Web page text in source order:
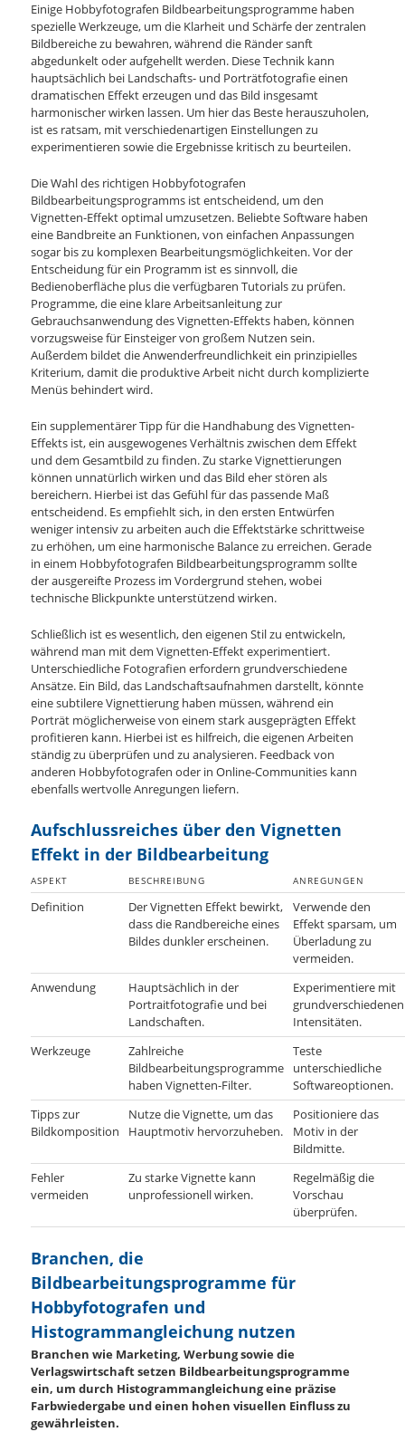
Einige Hobbyfotografen Bildbearbeitungsprogramme haben
spezielle Werkzeuge, um die Klarheit und Schärfe der zentralen
Bildbereiche zu bewahren, während die Ränder sanft
abgedunkelt oder aufgehellt werden. Diese Technik kann
hauptsächlich bei Landschafts- und Porträtfotografie einen
dramatischen Effekt erzeugen und das Bild insgesamt
harmonischer wirken lassen. Um hier das Beste herauszuholen,
ist es ratsam, mit verschiedenartigen Einstellungen zu
experimentieren sowie die Ergebnisse kritisch zu beurteilen.
Die Wahl des richtigen Hobbyfotografen
Bildbearbeitungsprogramms ist entscheidend, um den
Vignetten-Effekt optimal umzusetzen. Beliebte Software haben
eine Bandbreite an Funktionen, von einfachen Anpassungen
sogar bis zu komplexen Bearbeitungsmöglichkeiten. Vor der
Entscheidung für ein Programm ist es sinnvoll, die
Bedienoberfläche plus die verfügbaren Tutorials zu prüfen.
Programme, die eine klare Arbeitsanleitung zur
Gebrauchsanwendung des Vignetten-Effekts haben, können
vorzugsweise für Einsteiger von großem Nutzen sein.
Außerdem bildet die Anwenderfreundlichkeit ein prinzipielles
Kriterium, damit die produktive Arbeit nicht durch komplizierte
Menüs behindert wird.
Ein supplementärer Tipp für die Handhabung des Vignetten-
Effekts ist, ein ausgewogenes Verhältnis zwischen dem Effekt
und dem Gesamtbild zu finden. Zu starke Vignettierungen
können unnatürlich wirken und das Bild eher stören als
bereichern. Hierbei ist das Gefühl für das passende Maß
entscheidend. Es empfiehlt sich, in den ersten Entwürfen
weniger intensiv zu arbeiten auch die Effektstärke schrittweise
zu erhöhen, um eine harmonische Balance zu erreichen. Gerade
in einem Hobbyfotografen Bildbearbeitungsprogramm sollte
der ausgereifte Prozess im Vordergrund stehen, wobei
technische Blickpunkte unterstützend wirken.
Schließlich ist es wesentlich, den eigenen Stil zu entwickeln,
während man mit dem Vignetten-Effekt experimentiert.
Unterschiedliche Fotografien erfordern grundverschiedene
Ansätze. Ein Bild, das Landschaftsaufnahmen darstellt, könnte
eine subtilere Vignettierung haben müssen, während ein
Porträt möglicherweise von einem stark ausgeprägten Effekt
profitieren kann. Hierbei ist es hilfreich, die eigenen Arbeiten
ständig zu überprüfen und zu analysieren. Feedback von
anderen Hobbyfotografen oder in Online-Communities kann
ebenfalls wertvolle Anregungen liefern.
Aufschlussreiches über den Vignetten
Effekt in der Bildbearbeitung
ASPEKT BESCHREIBUNG ANREGUNGEN
Definition
Der Vignetten Effekt bewirkt,
dass die Randbereiche eines
Bildes dunkler erscheinen.
Verwende den
Effekt sparsam, um
Überladung zu
vermeiden.
Anwendung
Hauptsächlich in der
Portraitfotografie und bei
Landschaften.
Experimentiere mit
grundverschiedenen
Intensitäten.
Werkzeuge
Zahlreiche
Bildbearbeitungsprogramme
haben Vignetten-Filter.
Teste
unterschiedliche
Softwareoptionen.
Tipps zur
Bildkomposition
Nutze die Vignette, um das
Hauptmotiv hervorzuheben.
Positioniere das
Motiv in der
Bildmitte.
Fehler
vermeiden
Zu starke Vignette kann
unprofessionell wirken.
Regelmäßig die
Vorschau
überprüfen.
Branchen, die
Bildbearbeitungsprogramme für
Hobbyfotografen und
Histogrammangleichung nutzen
Branchen wie Marketing, Werbung sowie die
Verlagswirtschaft setzen Bildbearbeitungsprogramme
ein, um durch Histogrammangleichung eine präzise
Farbwiedergabe und einen hohen visuellen Einfluss zu
gewährleisten.